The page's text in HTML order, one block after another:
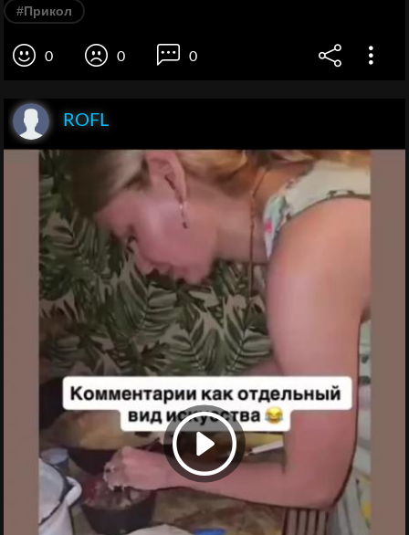
#Прикол
0 0 0
ROFL